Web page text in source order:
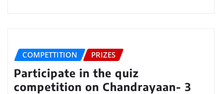
COMPETTITION PRIZES
Participate in the quiz
competition on Chandrayaan- 3